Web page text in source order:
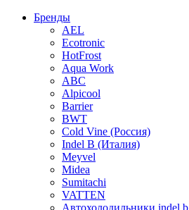
Бренды
AEL
Ecotronic
HotFrost
Aqua Work
ABC
Alpicool
Barrier
BWT
Cold Vine (Россия)
Indel B (Италия)
Meyvel
Midea
Sumitachi
VATTEN
Автохолодильники indel b